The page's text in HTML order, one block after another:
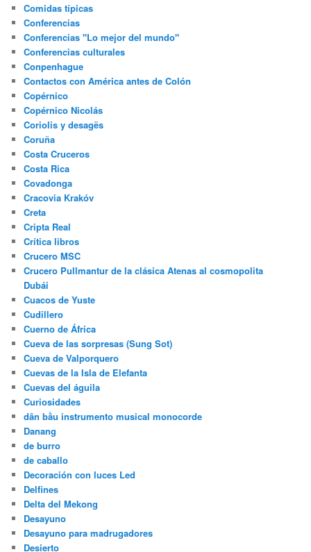
Comidas típicas
Conferencias
Conferencias "Lo mejor del mundo"
Conferencias culturales
Conpenhague
Contactos con América antes de Colón
Copérnico
Copérnico Nicolás
Coriolis y desagës
Coruña
Costa Cruceros
Costa Rica
Covadonga
Cracovia Krakóv
Creta
Cripta Real
Crítica libros
Crucero MSC
Crucero Pullmantur de la clásica Atenas al cosmopolita
Dubái
Cuacos de Yuste
Cudillero
Cuerno de África
Cueva de las sorpresas (Sung Sot)
Cueva de Valporquero
Cuevas de la Isla de Elefanta
Cuevas del águila
Curiosidades
dân bầu instrumento musical monocorde
Danang
de burro
de caballo
Decoración con luces Led
Delfines
Delta del Mekong
Desayuno
Desayuno para madrugadores
Desierto